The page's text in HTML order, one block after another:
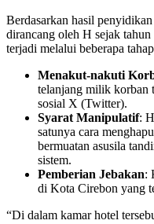
Berdasarkan hasil
dirancang oleh H sejak
terjadi melalui beberapa
Menakut-nakuti
telanjang milik korban
sosial X (Twitter).
Syarat Manipulatif:
satunya cara
bermuatan asusila
sistem.
Pemberian Jebakan:
di Kota Cirebon yang
“Di dalam kamar hotel